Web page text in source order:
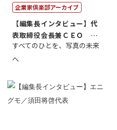
企業家倶楽部アーカイブ
【編集長インタビュー】代
表取締役会長兼ＣＥＯ 北
村正志
すべてのひとを、写真の未来
へ